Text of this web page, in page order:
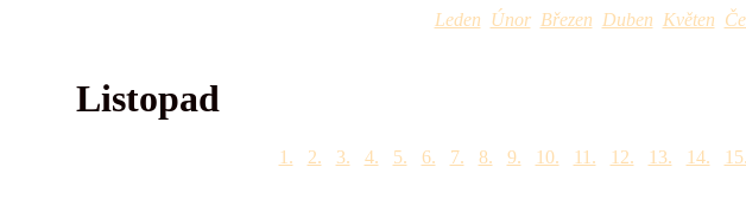
Leden Únor Březen Duben Květen
Listopad
1. 2. 3. 4. 5. 6. 7. 8. 9. 10. 11. 12. 13. 14. 15.